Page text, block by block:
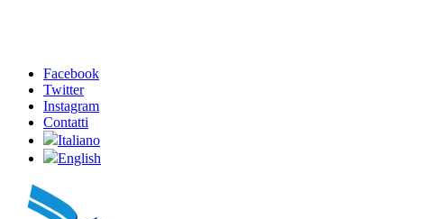
Facebook
Twitter
Instagram
Contatti
Italiano
English